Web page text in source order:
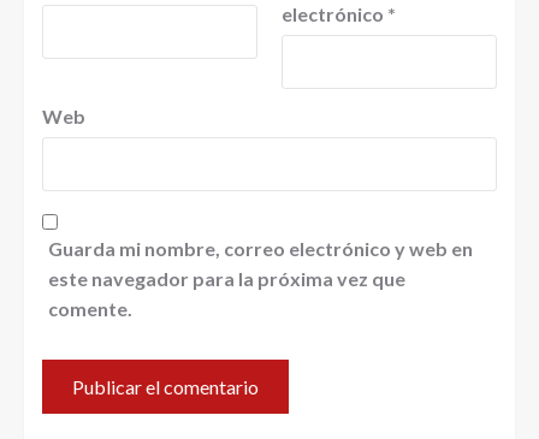
electrónico *
Web
Guarda mi nombre, correo electrónico y web en
este navegador para la próxima vez que
comente.